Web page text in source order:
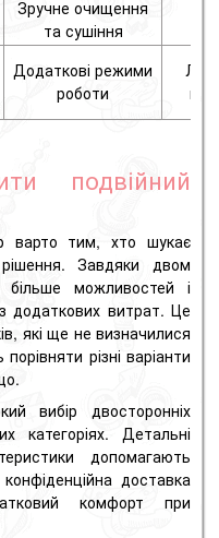
Зручне очищення
та сушіння
Додаткові режими
роботи
подвійний
варто тим, хто шукає
Завдяки двом
більше можливостей і
додаткових витрат. Це
які ще не визначилися
різні варіанти
вибір двосторонніх
категоріях. Детальні
допомагають
доставка
комфорт при